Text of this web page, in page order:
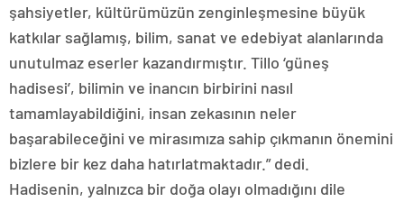
şahsiyetler, kültürümüzün zenginleşmesine büyük
katkılar sağlamış, bilim, sanat ve edebiyat alanlarında
unutulmaz eserler kazandırmıştır. Tillo ‘güneş
hadisesi’, bilimin ve inancın birbirini nasıl
tamamlayabildiğini, insan zekasının neler
başarabileceğini ve mirasımıza sahip çıkmanın önemini
bizlere bir kez daha hatırlatmaktadır.” dedi.
Hadisenin, yalnızca bir doğa olayı olmadığını dile